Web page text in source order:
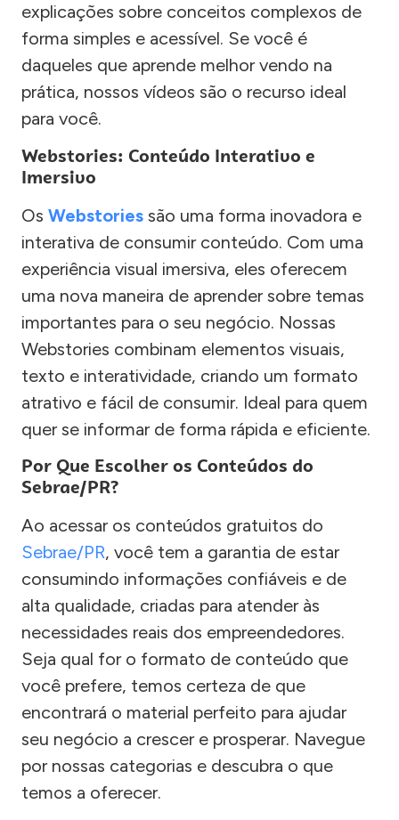
explicações sobre conceitos complexos de
forma simples e acessível. Se você é
daqueles que aprende melhor vendo na
prática, nossos vídeos são o recurso ideal
para você.
Webstories: Conteúdo Interativo e
Imersivo
Os Webstories são uma forma inovadora e
interativa de consumir conteúdo. Com uma
experiência visual imersiva, eles oferecem
uma nova maneira de aprender sobre temas
importantes para o seu negócio. Nossas
Webstories combinam elementos visuais,
texto e interatividade, criando um formato
atrativo e fácil de consumir. Ideal para quem
quer se informar de forma rápida e eficiente.
Por Que Escolher os Conteúdos do
Sebrae/PR?
Ao acessar os conteúdos gratuitos do
Sebrae/PR, você tem a garantia de estar
consumindo informações confiáveis e de
alta qualidade, criadas para atender às
necessidades reais dos empreendedores.
Seja qual for o formato de conteúdo que
você prefere, temos certeza de que
encontrará o material perfeito para ajudar
seu negócio a crescer e prosperar. Navegue
por nossas categorias e descubra o que
temos a oferecer.